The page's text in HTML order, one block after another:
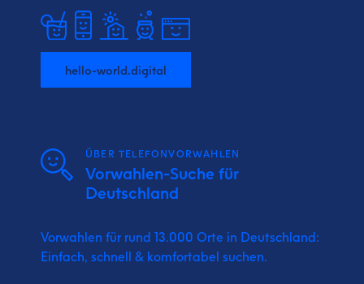
hello-world.digital
ÜBER TELEFONVORWAHLEN
Vorwahlen-Suche für
Deutschland
Vorwahlen für rund 13.000 Orte in Deutschland:
Einfach, schnell & komfortabel suchen.